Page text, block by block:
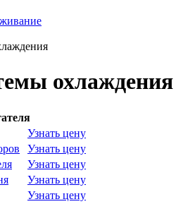
охлаждения
Узнать цену
Узнать цену
Узнать цену
Узнать цену
Узнать цену